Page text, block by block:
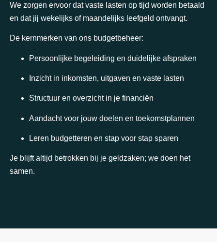
We zorgen ervoor dat vaste lasten op tijd worden betaald
en dat jij wekelijks of maandelijks leefgeld ontvangt.
De kernmerken van ons budgetbeheer:
Persoonlijke begeleiding en duidelijke afspraken
Inzicht in inkomsten, uitgaven en vaste lasten
Structuur en overzicht in je financiën
Aandacht voor jouw doelen en toekomstplannen
Leren budgetteren en stap voor stap sparen
Je blijft altijd betrokken bij je geldzaken; we doen het
samen.